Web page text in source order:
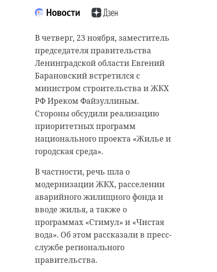
В четверг, 23 ноября, заместитель
председателя правительства
Ленинградской области Евгений
Барановский встретился с
министром строительства и ЖКХ
РФ Иреком Файзуллиным.
Стороны обсудили реализацию
приоритетных программ
национального проекта «Жилье и
городская среда».
В частности, речь шла о
модернизации ЖКХ, расселении
аварийного жилищного фонда и
вводе жилья, а также о
программах «Стимул» и «Чистая
вода». Об этом рассказали в пресс-
службе регионального
правительства.
Всероссийский конкурс по
практическому освоению
социальных навыков «Команда
Первых». В номинации
«Эмоциональный интеллект»
третье место заняла команда из
Ленинградской области.
Бронзовые медали завоевали
представители Гатчинского
Педагогического Колледжа имени
Ушинского. Студенты успешно
продемонстрировали развитие
своих гибких навыков и
выполнили практические
задания. Об этом в четверг, 23
ноября, рассказали в Комитете по
образованию Ленобласти.
Отметим, за победу на конкурсе
Сотрудники Северо-Западного
Россельхознадзора провели
ветеринарный контроль 644
килограммов швейцарского сыра.
Ввоз продуктов в Ленинградскую
область был приостановлен: дата
выработки продукта оказалась
неизвестна.
Проверка сыра проводилась на
складе временного хранения в
МАПП «Ивангород». Инспекторы
изучили 644 килограмма
полутвердого сыра «Цветочное
наслаждение Био» и «Очарование
горной ели». Груз следовал из
швейцарского города Люцерн в
адрес петербургского
индивидуального
предпринимателя.